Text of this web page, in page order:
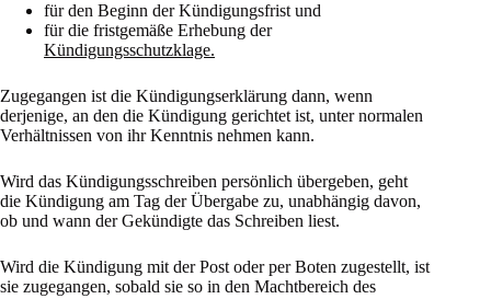
für den Beginn der Kündigungsfrist und
für die fristgemäße Erhebung der
Kündigungsschutzklage.
Zugegangen ist die Kündigungserklärung dann, wenn
derjenige, an den die Kündigung gerichtet ist, unter normalen
Verhältnissen von ihr Kenntnis nehmen kann.
Wird das Kündigungsschreiben persönlich übergeben, geht
die Kündigung am Tag der Übergabe zu, unabhängig davon,
ob und wann der Gekündigte das Schreiben liest.
Wird die Kündigung mit der Post oder per Boten zugestellt, ist
sie zugegangen, sobald sie so in den Machtbereich des